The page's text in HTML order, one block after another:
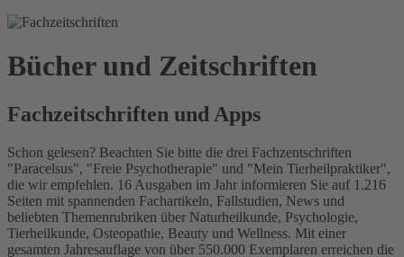
Bücher und Zeitschriften
Fachzeitschriften und Apps
Schon gelesen? Beachten Sie bitte die drei Fachzentschriften
"Paracelsus", "Freie Psychotherapie" und "Mein Tierheilpraktiker",
die wir empfehlen. 16 Ausgaben im Jahr informieren Sie auf 1.216
Seiten mit spannenden Fachartikeln, Fallstudien, News und
beliebten Themenrubriken über Naturheilkunde, Psychologie,
Tierheilkunde, Osteopathie, Beauty und Wellness. Mit einer
gesamten Jahresauflage von über 550.000 Exemplaren erreichen die